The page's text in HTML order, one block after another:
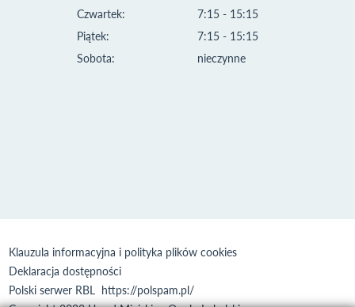
Czwartek:
Piątek:
Sobota:
7:15 - 15:15
7:15 - 15:15
nieczynne
Klauzula informacyjna i polityka plików cookies
Deklaracja dostępności
Polski serwer RBL https://polspam.pl/